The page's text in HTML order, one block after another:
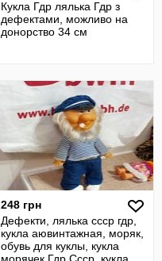
Кукла Гдр лялька Гдр з
дефектами, можливо на
донорство 34 см
248 грн
Дефекти, лялька ссср гдр,
кукла аювинтажная, моряк,
обувь для куклы, кукла